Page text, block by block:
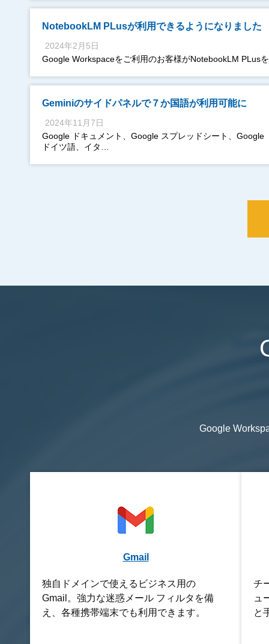
NotebookLM PLusが利用できるようになりました
2024年2月5日
Google Workspaceをご利用のお客様がNotebookLM
Geminiのサイドパネルで７か国語が利用可能に
2024年11月7日
Google ドキュメント、Google スプレッドシート、
ドイツ語、イタ…
Google
Gmail
独自ドメインで使えるビジネス用の
Gmail。強力な迷惑メール フィルタを備
え、各種携帯端末でも利用できます。
チ
ュ
と